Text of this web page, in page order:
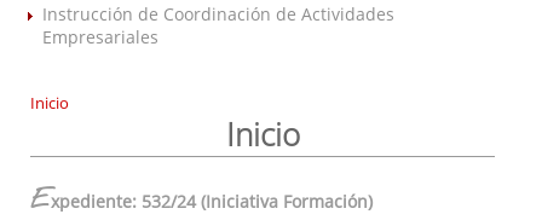
Instrucción de Coordinación de Actividades
Empresariales
Inicio
Inicio
Expediente: 532/24 (Iniciativa Formación)